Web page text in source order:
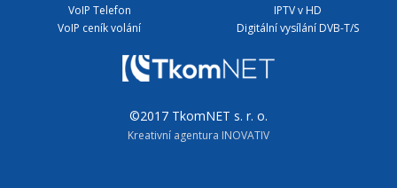
VoIP Telefon
VoIP ceník volání
IPTV v HD
Digitální vysílání DVB-T/S
©2017 TkomNET s. r. o.
Kreativní agentura INOVATIV